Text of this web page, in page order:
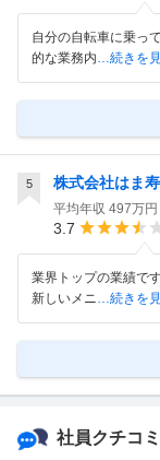
自分の自転車に乗っ
的な業務内…続きを
5 株式会社はま寿
平均年収 497万円
3.7
業界トップの業績で
新しいメニ
…続きを
社員クチコミ